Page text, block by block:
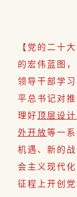
【党的二十
的宏伟蓝图
领导干部学
平总书记对
理好 顶层设
外开放等一
机遇、新的
会主义现代
征程上开创